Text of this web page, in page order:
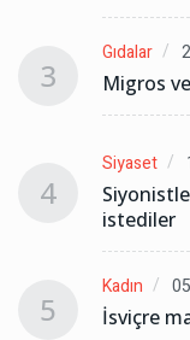
3
Gıdalar
Migros
4
Siyaset
istediler
5
Kadın
İsviçre